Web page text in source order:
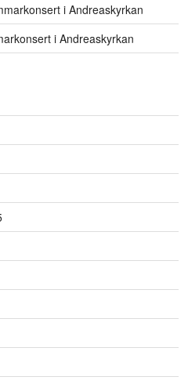
i Andreaskyrkan
i Andreaskyrkan